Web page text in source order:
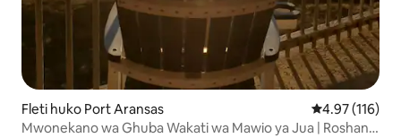
Fleti huko Port Aransas Ukadiriaji wa
4.97 (116)
Mwonekano wa Ghuba Wakati wa Mawio ya Jua | Roshani